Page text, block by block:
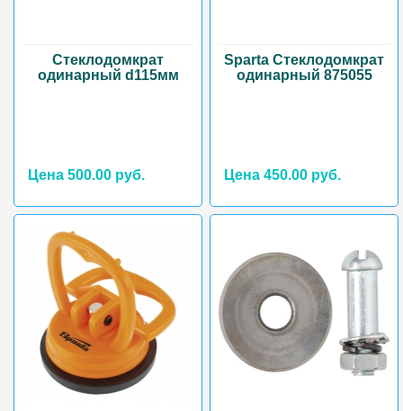
Стеклодомкрат
одинарный d115мм
Цена 500.00 руб.
Sparta Стеклодомкрат
одинарный 875055
Цена 450.00 руб.